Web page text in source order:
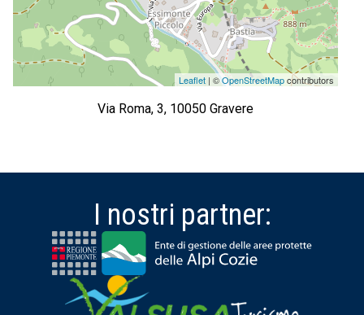
Leaflet | ©OpenStreetMapcontributors
Via Roma, 3, 10050 Gravere
I nostri partner: